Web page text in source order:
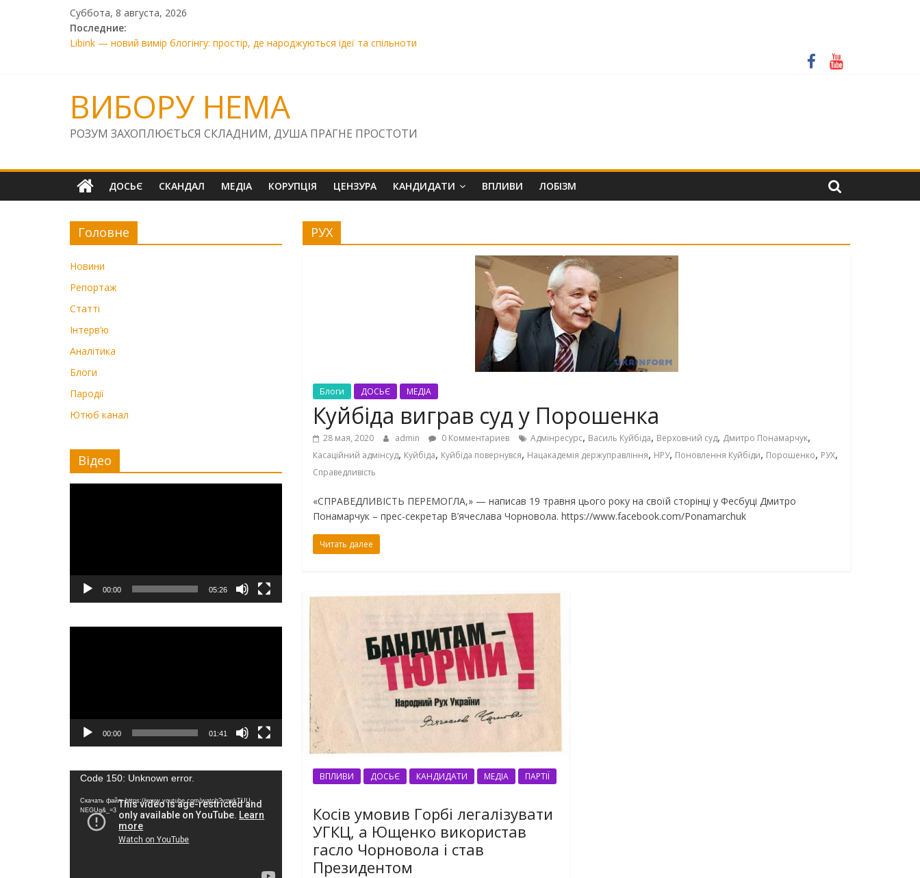
Суббота, 8 августа, 2026
Последние:
Libink — новий вимір блогінгу: простір, де народжуються ідеї та спільноти
Правосуддя на «швидкій перемотці»: чому голова ВАКС Віра Михайленко вирішила «промотати» матеріали НСРД і закрити онлайн-трансляції у резонансній справі
ВИБОРУ НЕМА
РОЗУМ ЗАХОПЛЮЄТЬСЯ СКЛАДНИМ, ДУША ПРАГНЕ ПРОСТОТИ
ДОСЬЄ СКАНДАЛ МЕДІА КОРУПЦІЯ ЦЕНЗУРА КАНДИДАТИ ВПЛИВИ ЛОБІЗМ
РУХ
Блоги ДОСЬЄ МЕДІА
Куйбіда виграв суд у Порошенка
28 мая, 2020 admin 0 Комментариев Адмінресурс, Василь Куйбіда, Верховний суд, Дмитро Понамарчук,
Касаційний адмінсуд, Куйбіда, Куйбіда повернувся, Нацакадемія держуправління, НРУ, Поновлення Куйбіди, Порошенко, РУХ,
Справедливість
«СПРАВЕДЛИВІСТЬ ПЕРЕМОГЛА,» — написав 19 травня цього року на своїй сторінці у Фесбуці Дмитро
Понамарчук – прес-секретар В’ячеслава Чорновола. https://www.facebook.com/Ponamarchuk
Читать далее
ВПЛИВИ ДОСЬЄ КАНДИДАТИ МЕДІА ПАРТІЇ
Косів умовив Горбі легалізувати
УГКЦ, а Ющенко використав
гасло Чорновола і став
Президентом
Головне
Новини
Репортаж
Статті
Інтерв’ю
Аналітика
Блоги
Пародії
Ютюб канал
Відео
00:00 05:26
00:00 01:41
Видеоплеер
Code 150: Unknown error.
Скачать файл: https://www.youtube.com/watch?v=wkTUU-
NEGUg&_=3